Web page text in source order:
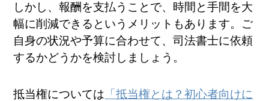
しかし、報酬を支払うことで、時間と手間を大
幅に削減できるというメリットもあります。ご
自身の状況や予算に合わせて、司法書士に依頼
するかどうかを検討しましょう。
抵当権については 「抵当権とは？初心者向けに